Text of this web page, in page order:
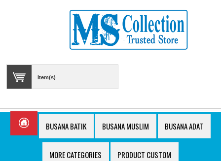
Item(s)
BUSANA BATIK BUSANA MUSLIM BUSANA ADAT
MORE CATEGORIES PRODUCT CUSTOM